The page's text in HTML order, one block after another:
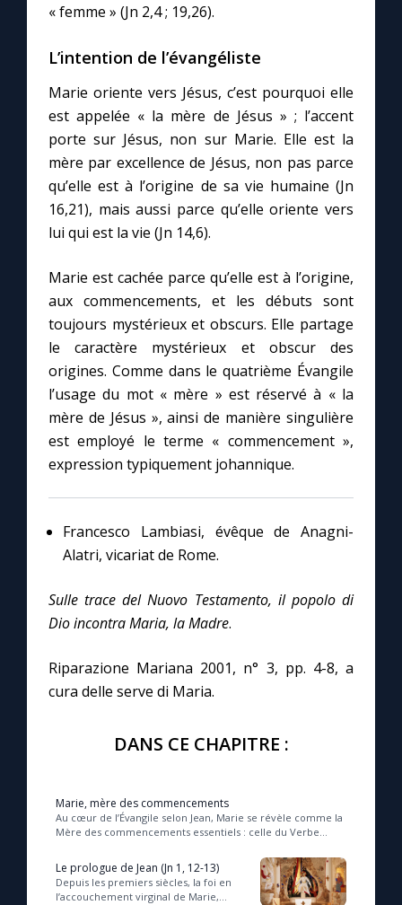
Une neuvaine
À la une
1000 Raisons de Croire
Chapelet pour le monde
Faire un don
Marie de Nazareth
« femme » (Jn 2,4 ; 19,26).
L’intention de l’évangéliste
Marie oriente vers Jésus, c’est pourquoi elle
est appelée « la mère de Jésus » ; l’accent
porte sur Jésus, non sur Marie. Elle est la
mère par excellence de Jésus, non pas parce
qu’elle est à l’origine de sa vie humaine (Jn
16,21), mais aussi parce qu’elle oriente vers
lui qui est la vie (Jn 14,6).
Marie est cachée parce qu’elle est à l’origine,
aux commencements, et les débuts sont
toujours mystérieux et obscurs. Elle partage
le caractère mystérieux et obscur des
origines. Comme dans le quatrième Évangile
l’usage du mot « mère » est réservé à « la
mère de Jésus », ainsi de manière singulière
est employé le terme « commencement »,
expression typiquement johannique.
Francesco Lambiasi, évêque de Anagni-
Alatri, vicariat de Rome.
Sulle trace del Nuovo Testamento, il popolo di
Dio incontra Maria, la Madre.
Riparazione Mariana 2001, n° 3, pp. 4-8, a
cura delle serve di Maria.
DANS CE CHAPITRE :
Marie, mère des commencements
Au cœur de l’Évangile selon Jean, Marie se révèle comme la
Mère des commencements essentiels : celle du Verbe
Le prologue de Jean (Jn 1, 12-13)
Depuis les premiers siècles, la foi en
l’accouchement virginal de Marie,